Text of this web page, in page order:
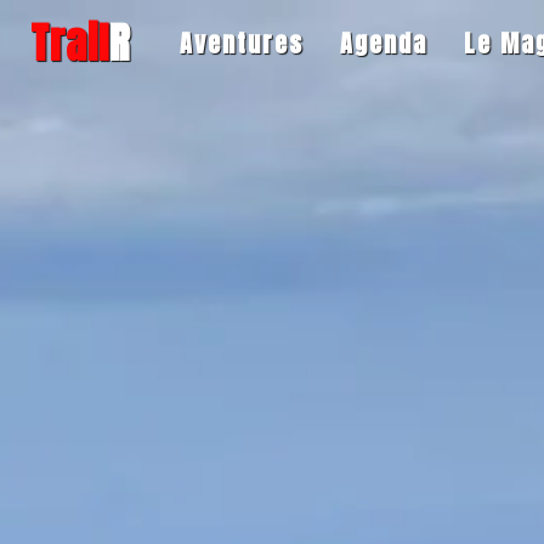
TrailR Aventures Agenda Le